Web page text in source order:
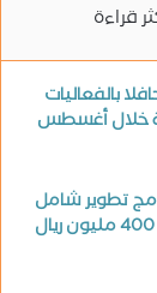
قراءة
بالفعاليات
خلال أغسطس
تطوير شامل